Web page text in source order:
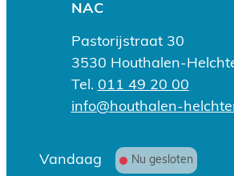
AdresNAC
Pastorijstraat 30
,3530 Houthalen-
011 49 20 00
E-mailinfo@houthalen-
Openingsuren
Vandaag Nu gesloten